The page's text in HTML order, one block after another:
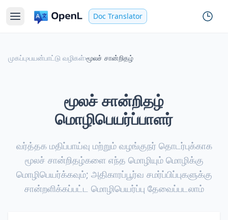
Doc Translator
முகப்பு›பயன்பாட்டு வழிகள்›மூலச் சான்றிதழ்
மூலச் சான்றிதழ்
மொழிபெயர்ப்பாளர்
வர்த்தக மதிப்பாய்வு மற்றும் வழங்குநர் தொடர்புக்காக
மூலச் சான்றிதழ்களை எந்த மொழியும் மொழிக்கு
மொழிபெயர்க்கவும்; அதிகாரப்பூர்வ சமர்ப்பிப்புகளுக்கு
சான்றளிக்கப்பட்ட மொழிபெயர்ப்பு தேவைப்படலாம்